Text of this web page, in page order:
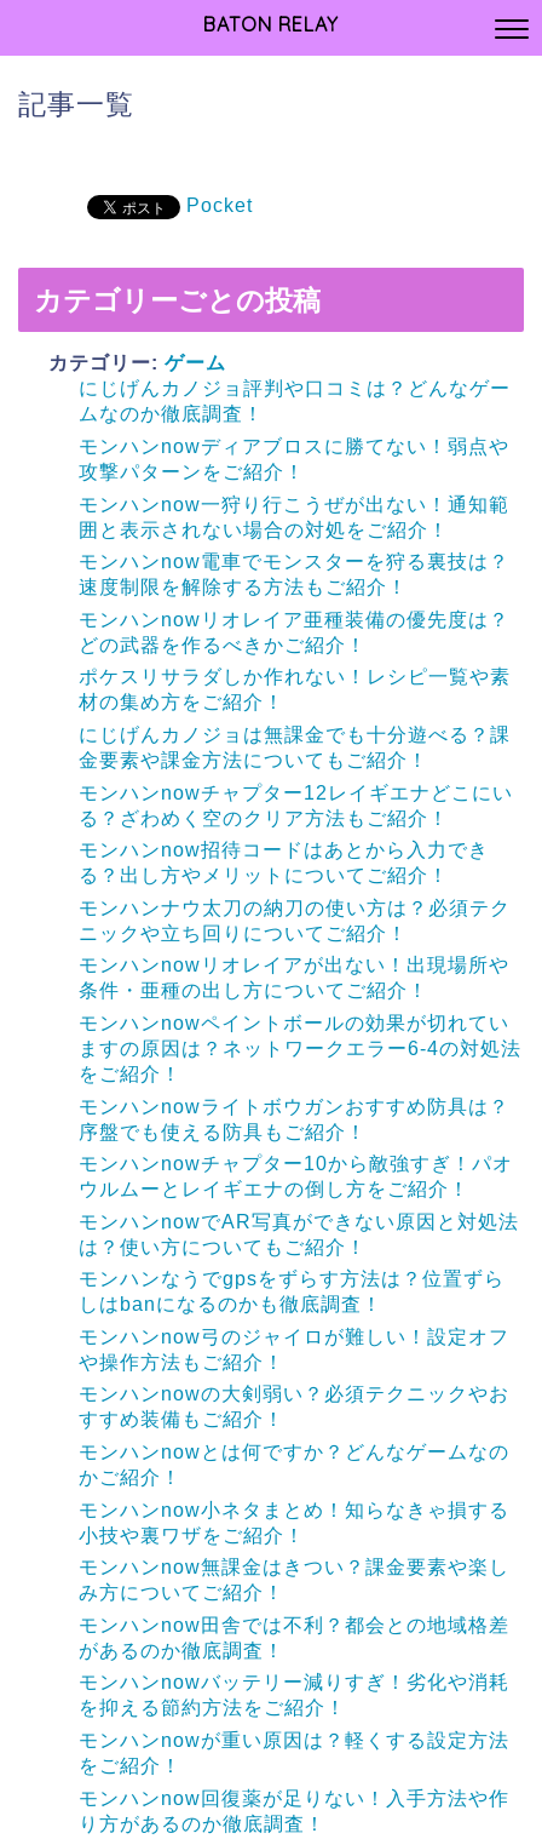
BATON RELAY
記事一覧
Pocket
カテゴリーごとの投稿
カテゴリー: ゲーム
にじげんカノジョ評判や口コミは？どんなゲー
ムなのか徹底調査！
モンハンnowディアブロスに勝てない！弱点や
攻撃パターンをご紹介！
モンハンnow一狩り行こうぜが出ない！通知範
囲と表示されない場合の対処をご紹介！
モンハンnow電車でモンスターを狩る裏技は？
速度制限を解除する方法もご紹介！
モンハンnowリオレイア亜種装備の優先度は？
どの武器を作るべきかご紹介！
ポケスリサラダしか作れない！レシピ一覧や素
材の集め方をご紹介！
にじげんカノジョは無課金でも十分遊べる？課
金要素や課金方法についてもご紹介！
モンハンnowチャプター12レイギエナどこにい
る？ざわめく空のクリア方法もご紹介！
モンハンnow招待コードはあとから入力でき
る？出し方やメリットについてご紹介！
モンハンナウ太刀の納刀の使い方は？必須テク
ニックや立ち回りについてご紹介！
モンハンnowリオレイアが出ない！出現場所や
条件・亜種の出し方についてご紹介！
モンハンnowペイントボールの効果が切れてい
ますの原因は？ネットワークエラー6-4の対処法
をご紹介！
モンハンnowライトボウガンおすすめ防具は？
序盤でも使える防具もご紹介！
モンハンnowチャプター10から敵強すぎ！パオ
ウルムーとレイギエナの倒し方をご紹介！
モンハンnowでAR写真ができない原因と対処法
は？使い方についてもご紹介！
モンハンなうでgpsをずらす方法は？位置ずら
しはbanになるのかも徹底調査！
モンハンnow弓のジャイロが難しい！設定オフ
や操作方法もご紹介！
モンハンnowの大剣弱い？必須テクニックやお
すすめ装備もご紹介！
モンハンnowとは何ですか？どんなゲームなの
かご紹介！
モンハンnow小ネタまとめ！知らなきゃ損する
小技や裏ワザをご紹介！
モンハンnow無課金はきつい？課金要素や楽し
み方についてご紹介！
モンハンnow田舎では不利？都会との地域格差
があるのか徹底調査！
モンハンnowバッテリー減りすぎ！劣化や消耗
を抑える節約方法をご紹介！
モンハンnowが重い原因は？軽くする設定方法
をご紹介！
モンハンnow回復薬が足りない！入手方法や作
り方があるのか徹底調査！